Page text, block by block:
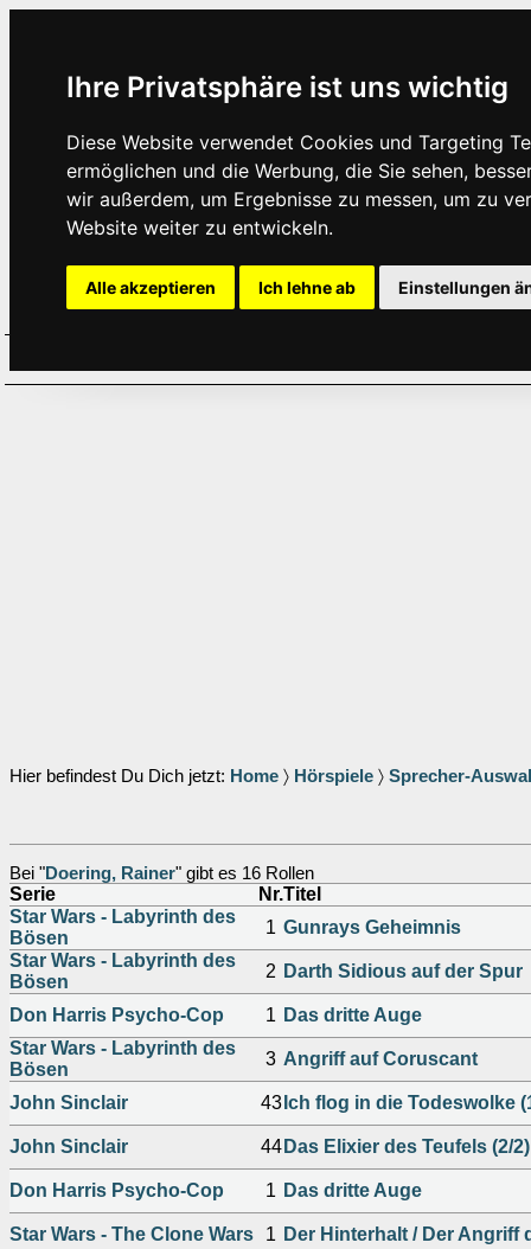
Ihre Privatsphäre ist uns wichtig
Diese Website verwendet Cookies und Targeting
ermöglichen und die Werbung, die Sie sehen,
wir außerdem, um Ergebnisse zu messen, um zu
Website weiter zu entwickeln.
Alle akzeptieren Ich lehne ab Einstellungen
Hier befindest Du Dich jetzt: Home 〉 Hörspiele 〉 Sprecher-
Bei "Doering, Rainer" gibt es 16 Rollen
Serie Nr.Titel
Star Wars - Labyrinth des
Bösen
1 Gunrays Geheimnis
Star Wars - Labyrinth des
Bösen
2 Darth Sidious auf der Spur
Don Harris Psycho-Cop 1 Das dritte Auge
Star Wars - Labyrinth des
Bösen
3 Angriff auf Coruscant
John Sinclair 43 Ich flog in die Todeswolke
John Sinclair 44 Das Elixier des Teufels (2/2)
Don Harris Psycho-Cop 1 Das dritte Auge
Star Wars - The Clone Wars 1 Der Hinterhalt / Der Angriff